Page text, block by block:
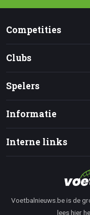
Competities
Clubs
Spelers
Informatie
Interne links
Voetbalnieuws.be is de
lees hier